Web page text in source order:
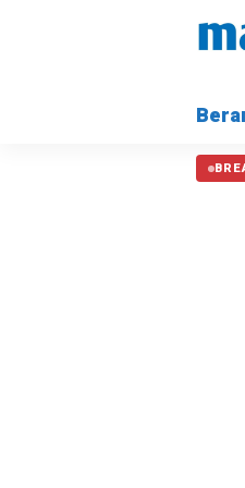
Kepala BNPB: